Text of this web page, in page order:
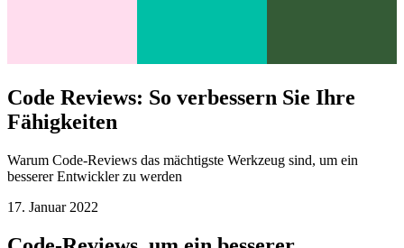
Fähigkeiten
Warum Code-Reviews das mächtigste Werkzeug sind, um ein